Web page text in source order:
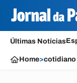
Últimas Notícias
Home>cotidiano